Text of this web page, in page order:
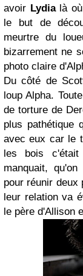
avoir Lydialà où
le but de
meurtre du
bizarrement ne
photo claire
Du côté de
loup Alpha.
de torture de
plus pathétique
avec eux car le
les bois
manquait,
pour réunir deux
leur relation va
le père d'Allison